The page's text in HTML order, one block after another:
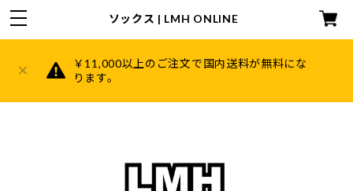
￥11,000以上のご注文で国内送料が無料にな
ります。
ソックス | LMH ONLINE